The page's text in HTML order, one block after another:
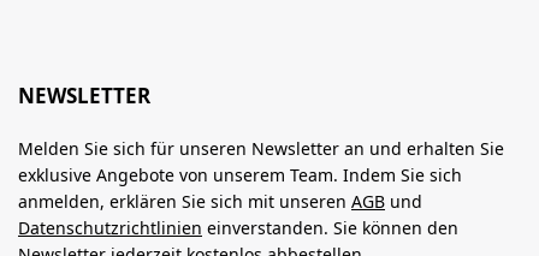
NEWSLETTER
Melden Sie sich für unseren Newsletter an und erhalten Sie
exklusive Angebote von unserem Team. Indem Sie sich
anmelden, erklären Sie sich mit unseren AGB und
Datenschutzrichtlinien einverstanden. Sie können den